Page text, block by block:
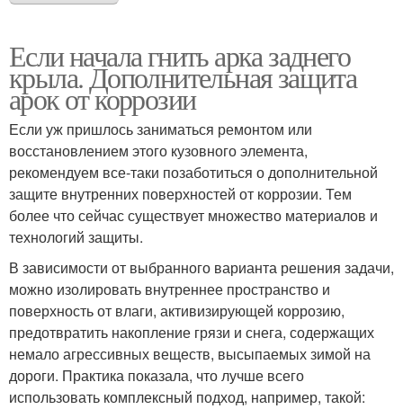
Если начала гнить арка заднего
крыла. Дополнительная защита
арок от коррозии
Если уж пришлось заниматься ремонтом или
восстановлением этого кузовного элемента,
рекомендуем все-таки позаботиться о дополнительной
защите внутренних поверхностей от коррозии. Тем
более что сейчас существует множество материалов и
технологий защиты.
В зависимости от выбранного варианта решения задачи,
можно изолировать внутреннее пространство и
поверхность от влаги, активизирующей коррозию,
предотвратить накопление грязи и снега, содержащих
немало агрессивных веществ, высыпаемых зимой на
дороги. Практика показала, что лучше всего
использовать комплексный подход, например, такой: